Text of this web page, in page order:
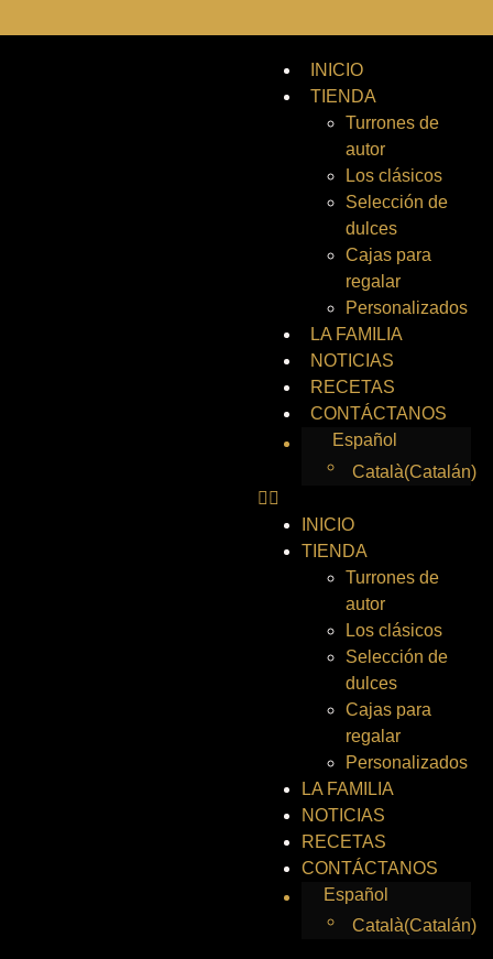
INICIO
TIENDA
Turrones de
autor
Los clásicos
Selección de
dulces
Cajas para
regalar
Personalizados
LA FAMILIA
NOTICIAS
RECETAS
CONTÁCTANOS
Español
Català(Catalán)
INICIO
TIENDA
Turrones de
autor
Los clásicos
Selección de
dulces
Cajas para
regalar
Personalizados
LA FAMILIA
NOTICIAS
RECETAS
CONTÁCTANOS
Español
Català(Catalán)